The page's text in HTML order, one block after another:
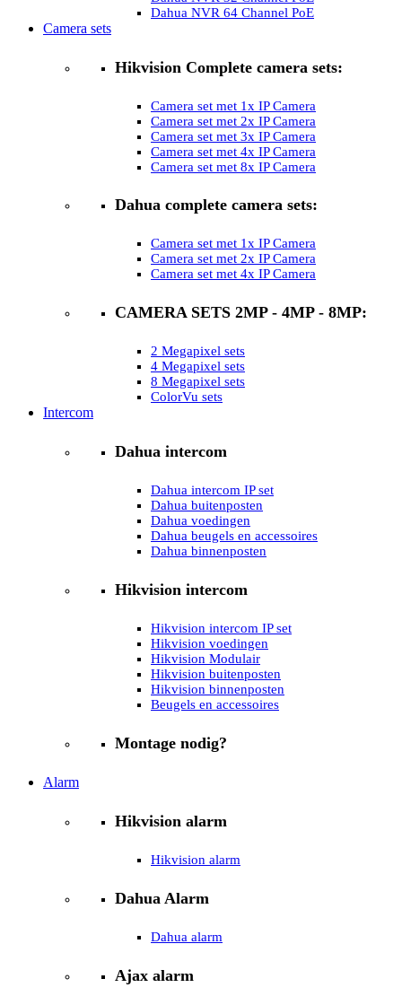
Dahua NVR 64 Channel PoE
Camera sets
Hikvision Complete camera sets:
Camera set met 1x IP Camera
Camera set met 2x IP Camera
Camera set met 3x IP Camera
Camera set met 4x IP Camera
Camera set met 8x IP Camera
Dahua complete camera sets:
Camera set met 1x IP Camera
Camera set met 2x IP Camera
Camera set met 4x IP Camera
CAMERA SETS 2MP - 4MP - 8MP:
2 Megapixel sets
4 Megapixel sets
8 Megapixel sets
ColorVu sets
Intercom
Dahua intercom
Dahua intercom IP set
Dahua buitenposten
Dahua voedingen
Dahua beugels en accessoires
Dahua binnenposten
Hikvision intercom
Hikvision intercom IP set
Hikvision voedingen
Hikvision Modulair
Hikvision buitenposten
Hikvision binnenposten
Beugels en accessoires
Montage nodig?
Alarm
Hikvision alarm
Hikvision alarm
Dahua Alarm
Dahua alarm
Ajax alarm